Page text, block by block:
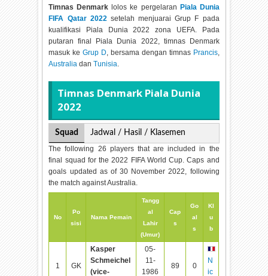
Timnas Denmark lolos ke pergelaran Piala Dunia
FIFA Qatar 2022setelah menjuarai Grup F pada
kualifikasi Piala Dunia 2022 zona UEFA. Pada
putaran final Piala Dunia 2022, timnas Denmark
masuk keGrup D, bersama dengan timnas Prancis,
Australia danTunisia.
Timnas Denmark Piala Dunia
2022
Squad
Jadwal / Hasil / Klasemen
The following 26 players that are included in the
final squad for the 2022 FIFA World Cup. Caps and
goals updated as of 30 November 2022, following
the match against Australia.
No
Po
sisi
Nama Pemain
Tangg
al
Lahir
(Umur)
Cap
s
Go
al
s
Kl
u
b
1 GK
Kasper
Schmeichel
(vice-
05-
11-
1986
89 0
N
ic